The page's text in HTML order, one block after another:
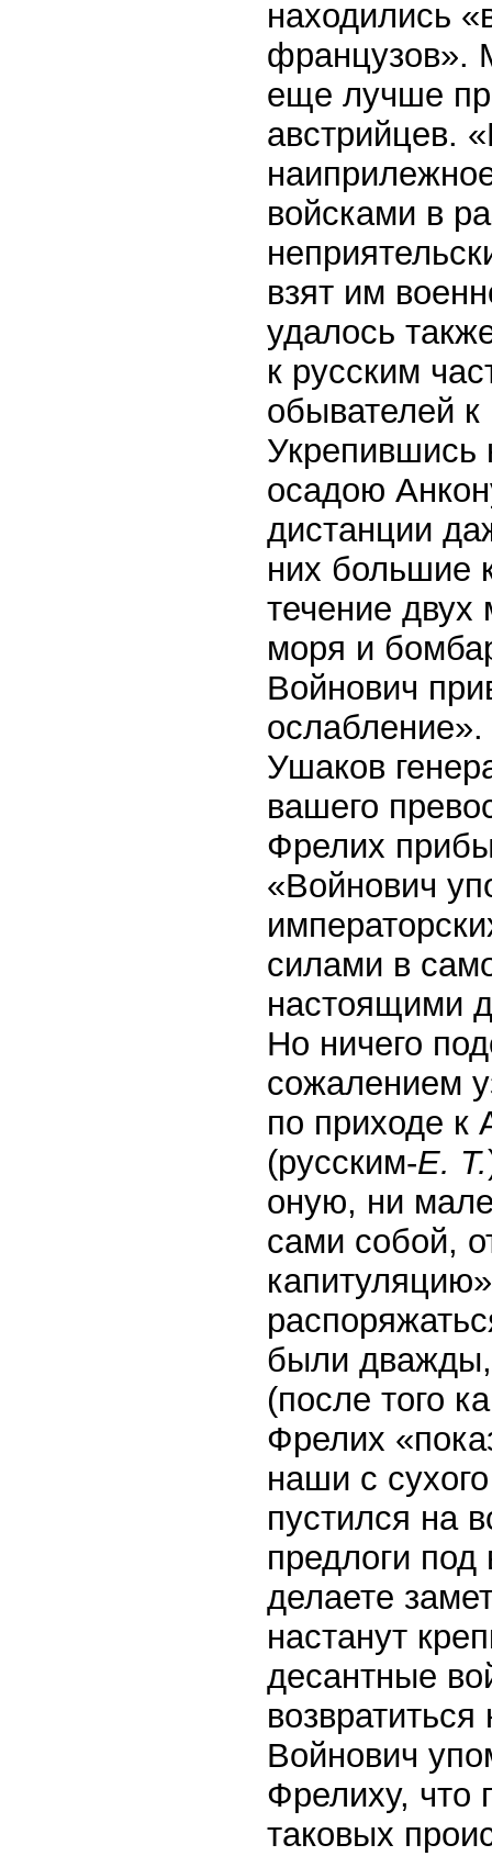
находились
французов».
еще лучше
австрийцев.
войсками в
взят им
удалось
к русским
обывателей
осадою
дистанции
них большие
течение
моря и
Войнович
Ушаков
вашего
Фрелих
«Войнович
силами в
настоящими
Но ничего
сожалением
по приходе к
(русским-Е. Т.
оную, ни
сами собой,
были дважды,
(после того
Фрелих
наши с
пустился на
предлоги
делаете
настанут
десантные
Войнович
Фрелиху, что
таковых